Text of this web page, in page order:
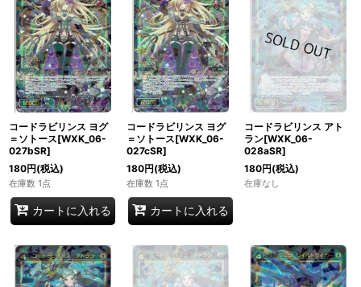
コードラビリンス ヨグ
＝ソトース[WXK_06-
027bSR]
180円(税込)
在庫数 1点
カートに入れる
コードラビリンス ヨグ
＝ソトース[WXK_06-
027cSR]
180円(税込)
在庫数 1点
カートに入れる
コードラビリンス アト
ラン[WXK_06-
028aSR]
180円(税込)
在庫なし